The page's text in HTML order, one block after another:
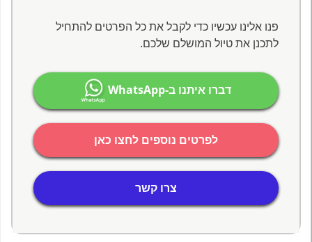
פנו אלינו עכשיו כדי לקבל את כל הפרטים להתחיל
לתכנן את טיול המושלם שלכם.
דברו איתנו ב-WhatsApp
לפרטים נוספים לחצו כאן
צרו קשר